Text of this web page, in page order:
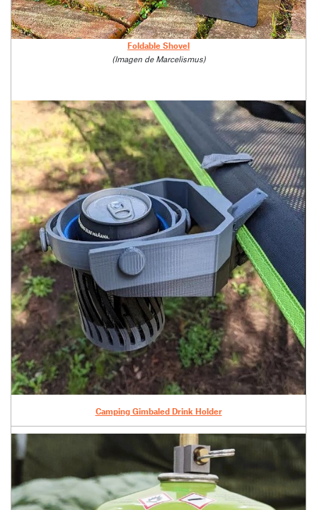
Foldable Shovel
(Imagen de Marcelismus)
Camping Gimbaled Drink Holder